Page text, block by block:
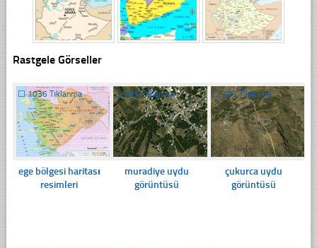
Rastgele Görseller
☐1036 Tıklanma
ege bölgesi haritası
resimleri
☐ 364 Tıklanma
muradiye uydu
görüntüsü
☐295 Tıklanma
çukurca uydu
görüntüsü